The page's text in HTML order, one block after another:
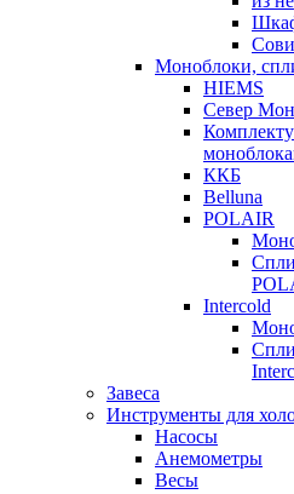
Моноблоки,
HIEMS
Север
ККБ
Belluna
POLAIR
Intercold
Завеса
Инструменты для
Насосы
Анемометры
Весы